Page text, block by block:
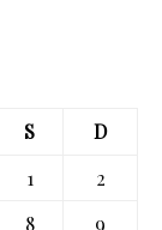
S
D
1
2
8
9